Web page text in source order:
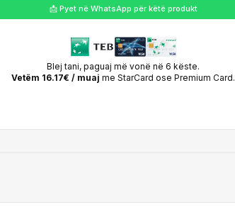
📩 Pyet në WhatsApp për këtë produkt
Blej tani, paguaj më vonë në 6 këste.
Vetëm 16.17€ / muaj me StarCard ose Premium Card.